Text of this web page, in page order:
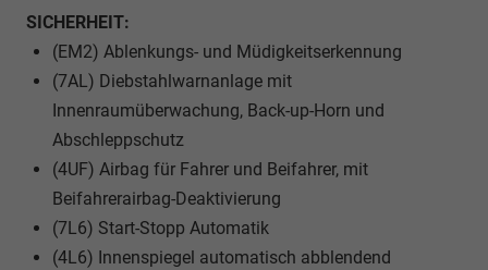
SICHERHEIT:
(EM2) Ablenkungs- und Müdigkeitserkennung
(7AL) Diebstahlwarnanlage mit
Innenraumüberwachung, Back-up-Horn und
Abschleppschutz
(4UF) Airbag für Fahrer und Beifahrer, mit
Beifahrerairbag-Deaktivierung
(7L6) Start-Stopp Automatik
(4L6) Innenspiegel automatisch abblendend